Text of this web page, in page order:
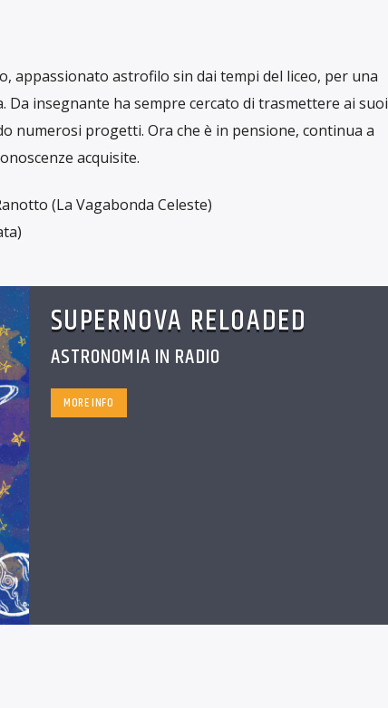
appassionato astrofilo sin dai tempi del liceo, per una
Da insegnante ha sempre cercato di trasmettere ai suoi
numerosi progetti. Ora che è in pensione, continua a
acquisite.
(La Vagabonda Celeste)
SUPERNOVA RELOADED
ASTRONOMIA IN RADIO
MORE INFO